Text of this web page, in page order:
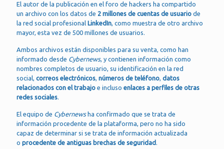
El autor de la publicación en el foro de hackers ha compartido
un archivo con los datos de 2 millones de cuentas de usuario de
la red social profesional LinkedIn , como muestra de otro archivo
mayor, esta vez de 500 millones de usuarios.
Ambos archivos están disponibles para su venta, como han
informado desde Cybernews, y contienen información como
nombres completos de usuario, su identificación en la red
social, correos electrónicos números de teléfono datos
relacionados con el trabajo e incluso enlaces a perfiles de otras
redes sociales
El equipo de Cybernewsha confirmado que se trata de
información procedente de la plataforma, pero no ha sido
capaz de determinar si se trata de información actualizada
o procedente de antiguas brechas de seguridad